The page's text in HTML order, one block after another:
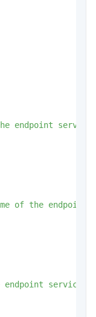
endpoint
service.
of the endpoint
endpoint
service.